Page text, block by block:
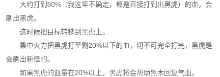
大约打到80%（我这里不确定，都是直接打到出黑虎）的血，会
刷出黑虎。
这时候把目标转移到黑虎上。
集中火力把黑虎打至剩20%以下的血，切不可完全打完，黑虎是
会刷出新怪的。
如果黑虎的血量在20%以上，黑虎将会帮助黑木回复气血。